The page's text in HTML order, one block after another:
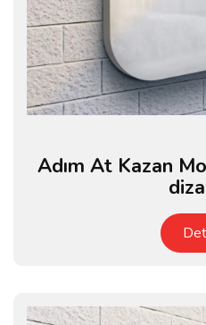
Adım At Kazan